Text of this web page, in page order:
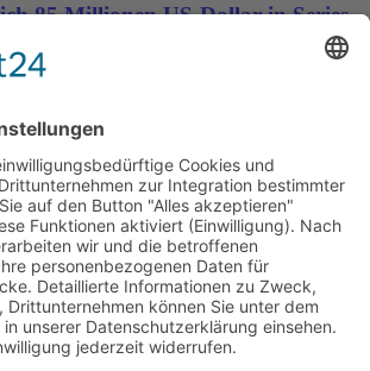
85 Millionen US-Dollar in Series-
um die Datengrundlage für